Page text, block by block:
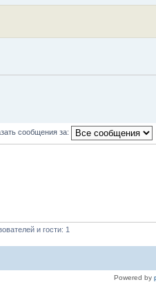
сообщения за:
и гости: 1
Powered by